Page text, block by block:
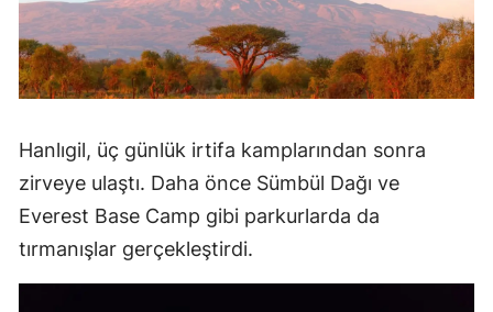
Hanlıgil, üç günlük irtifa kamplarından sonra
zirveye ulaştı. Daha önce Sümbül Dağı ve
Everest Base Camp gibi parkurlarda da
tırmanışlar gerçekleştirdi.